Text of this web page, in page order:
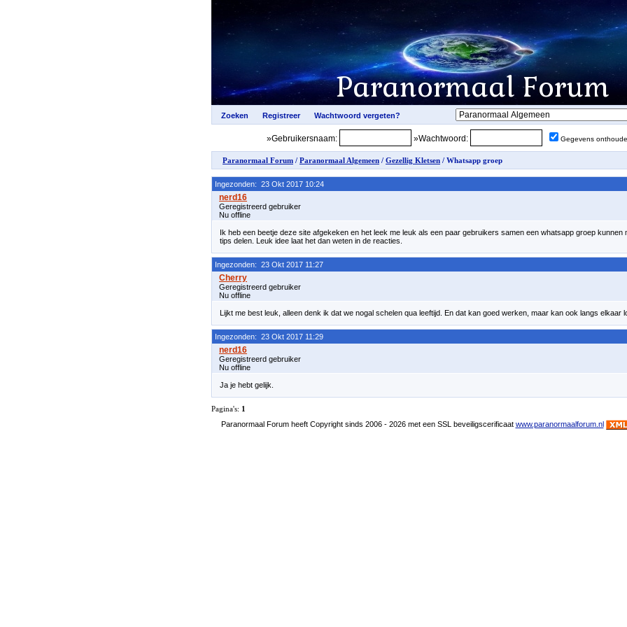
»Gebruikersnaam: »Wachtwoord: Gegevens
Paranormaal Forum / Paranormaal Algemeen / Gezellig Kletsen / Whatsapp groep
Ingezonden: 23 Okt 2017 10:24
Geregistreerd gebruiker
Nu offline
Ik heb een beetje deze site afgekeken en het leek me leuk als een paar gebruikers samen een whatsapp groep kunnen
tips delen. Leuk idee laat het dan weten in de reacties.
Ingezonden: 23 Okt 2017 11:27
Geregistreerd gebruiker
Nu offline
Lijkt me best leuk, alleen denk ik dat we nogal schelen qua leeftijd. En dat kan goed werken, maar kan ook langs elkaar
Ingezonden: 23 Okt 2017 11:29
Geregistreerd gebruiker
Nu offline
Ja je hebt gelijk.
Pagina's: 1
Paranormaal Forum heeft Copyright sinds 2006 - 2026 met een SSL beveiligscerificaat www.paranormaalforum.nl